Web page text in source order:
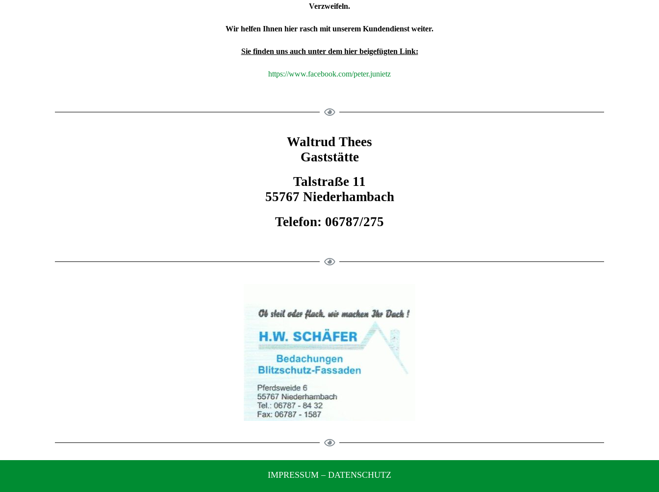
Verzweifeln.
Wir helfen Ihnen hier rasch mit unserem Kundendienst weiter.
Sie finden uns auch unter dem hier beigefügten Link:
https://www.facebook.com/peter.junietz
Waltrud Thees
Gaststätte
Talstraße 11
55767 Niederhambach
Telefon: 06787/275
IMPRESSUM – DATENSCHUTZ